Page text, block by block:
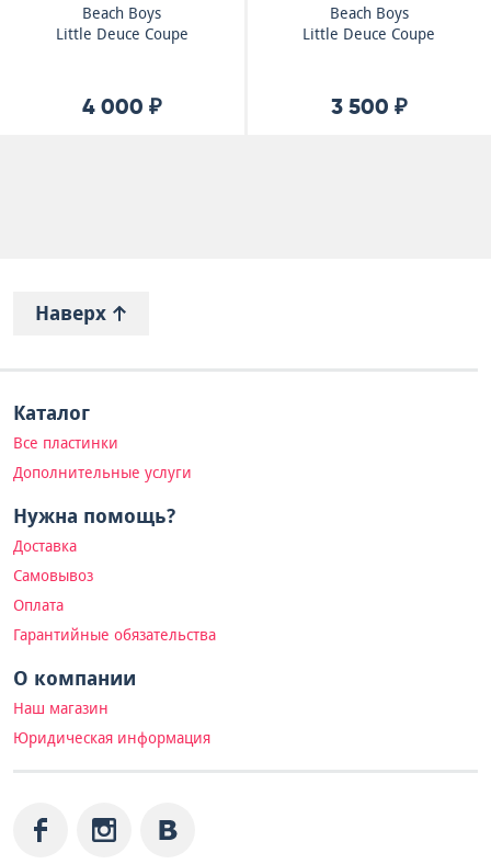
Beach Boys
Little Deuce Coupe
4 000 ₽
Beach Boys
Little Deuce Coupe
3 500 ₽
Наверх
Каталог
Все пластинки
Дополнительные услуги
Нужна помощь?
Доставка
Самовывоз
Оплата
Гарантийные обязательства
О компании
Наш магазин
Юридическая информация